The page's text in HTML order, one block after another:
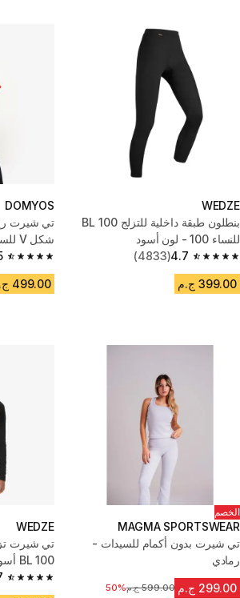
WEDZE
بنطلون طبقة داخلية للتزلج BL 100
للنساء 100 - لون أسود
4.7
4.7 out of 5 stars from 4833 reviews
(4833)
399.00 ج.م
DOMYOS
تي شيرت
شكل V للسيدات - بينك
4.5 out of 5 stars from 2994 reviews
499.00 ج.م
الخصم
MAGMA SPORTSWEAR
تي شيرت بدون أكمام للسيدات -
رمادي
299.00 ج.م السعر قبل التخفيض
599.00 ج.م 50%
WEDZE
تي شيرت
BL 100 أسود
4.7 out of 5 stars from 9305 reviews